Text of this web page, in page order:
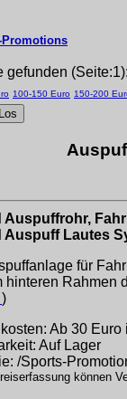
gefunden (Seite:1):
100-150 Euro 150-200
Auspuffrohr,
Auspuff Lautes
für
hinteren Rahmen
)
Ab 30
Auf Lager
/Sports-
können